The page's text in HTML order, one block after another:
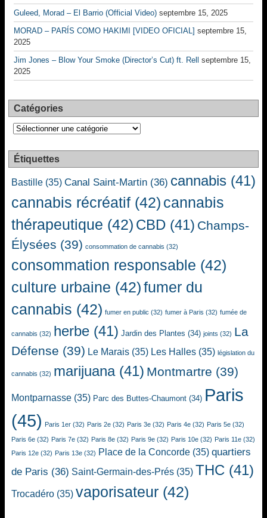
Guleed, Morad – El Barrio (Official Video) septembre 15, 2025
MORAD – PARÍS COMO HAKIMI [VIDEO OFICIAL] septembre 15,
2025
Jim Jones – Blow Your Smoke (Director’s Cut) ft. Rell
septembre 15,
2025
Catégories
Catégories
Étiquettes
Bastille (35) Canal Saint-Martin (36) cannabis (41)
cannabis récréatif (42) cannabis
thérapeutique (42) CBD (41) Champs-
Élysées (39) consommation de cannabis (32)
consommation responsable (42)
culture urbaine (42)fumer du
cannabis (42) fumer en public (32) fumer à Paris (32) fumée de
cannabis (32) herbe (41) Jardin des Plantes (34) joints (32) La
Défense (39) Le Marais (35) Les Halles (35) législation du
cannabis (32) marijuana(41) Montmartre (39)
Montparnasse (35) Parc des Buttes-Chaumont (34) Paris
(45) Paris 1er (32) Paris 2e (32) Paris 3e (32) Paris 4e (32) Paris 5e (32)
Paris 6e (32) Paris 7e (32) Paris 8e (32) Paris 9e (32) Paris 10e (32) Paris 11e (32)
Paris 12e (32) Paris 13e (32) Place de la Concorde (35) quartiers
de Paris (36) Saint-Germain-des-Prés (35) THC (41)
Trocadéro (35) vaporisateur (42)